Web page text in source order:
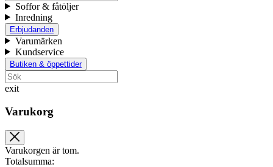
Soffor & fåtöljer
Inredning
Erbjudanden
Varumärken
Kundservice
Butiken & öppettider
exit
Varukorg
Varukorgen är tom.
Totalsumma: